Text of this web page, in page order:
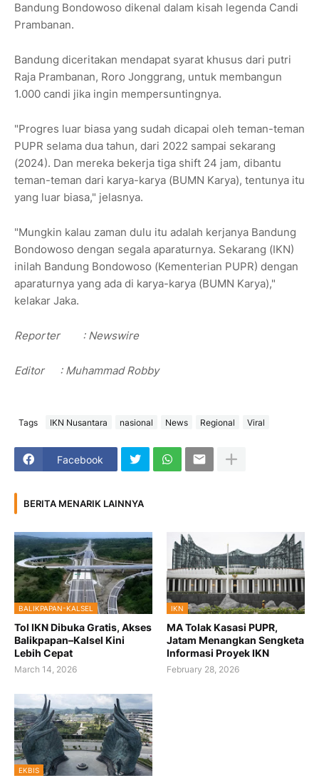
Bandung Bondowoso dikenal dalam kisah legenda Candi
Prambanan.
Bandung diceritakan mendapat syarat khusus dari putri
Raja Prambanan, Roro Jonggrang, untuk membangun
1.000 candi jika ingin mempersuntingnya.
"Progres luar biasa yang sudah dicapai oleh teman-teman
PUPR selama dua tahun, dari 2022 sampai sekarang
(2024). Dan mereka bekerja tiga shift 24 jam, dibantu
teman-teman dari karya-karya (BUMN Karya), tentunya itu
yang luar biasa," jelasnya.
"Mungkin kalau zaman dulu itu adalah kerjanya Bandung
Bondowoso dengan segala aparaturnya. Sekarang (IKN)
inilah Bandung Bondowoso (Kementerian PUPR) dengan
aparaturnya yang ada di karya-karya (BUMN Karya),"
kelakar Jaka.
Reporter : Newswire
Editor : Muhammad Robby
Tags IKN Nusantara nasional News Regional Viral
Facebook
BERITA MENARIK LAINNYA
BALIKPAPAN-KALSEL
Tol IKN Dibuka Gratis, Akses
Balikpapan–Kalsel Kini
Lebih Cepat
March 14, 2026
IKN
MA Tolak Kasasi PUPR,
Jatam Menangkan Sengketa
Informasi Proyek IKN
February 28, 2026
EKBIS